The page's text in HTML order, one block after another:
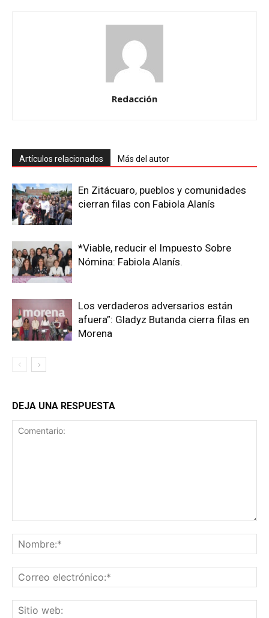
Redacción
Artículos relacionados Más del autor
En Zitácuaro, pueblos y comunidades
cierran filas con Fabiola Alanís
*Viable, reducir el Impuesto Sobre
Nómina: Fabiola Alanís.
Los verdaderos adversarios están
afuera”: Gladyz Butanda cierra filas en
Morena
DEJA UNA RESPUESTA